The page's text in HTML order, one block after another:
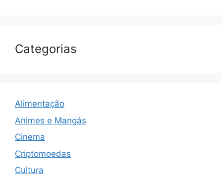
Categorias
Alimentação
Animes e Mangás
Cinema
Criptomoedas
Cultura